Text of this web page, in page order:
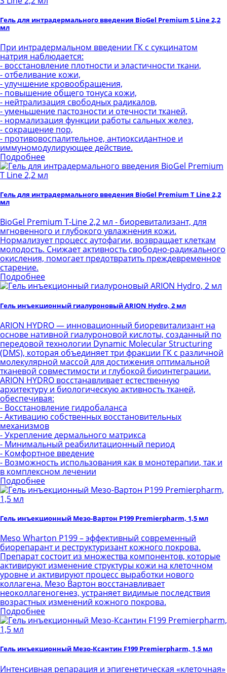
Гель для интрадермального введения BioGel Premium S Line 2,2
мл
При интрадермальном введении ГК с сукцинатом
натрия наблюдается:
- восстановление плотности и эластичности ткани,
- отбеливание кожи,
- улучшение кровообращения,
- повышение общего тонуса кожи,
- нейтрализация свободных радикалов,
- уменьшение пастозности и отечности тканей,
- нормализация функции работы сальных желез,
- сокращение пор,
- противовоспалительное, антиоксидантное и
иммуномодулирующее действие.
Подробнее
Гель для интрадермального введения BioGel Premium T Line 2,2
мл
BioGel Premium T-Line 2,2 мл - биоревитализант, для
мгновенного и глубокого увлажнения кожи.
Нормализует процесс аутофагии, возвращает клеткам
молодость. Снижает активность свободно-радикального
окисления, помогает предотвратить преждевременное
старение.
Подробнее
Гель инъекционный гиалуроновый ARION Hydro, 2 мл
ARION HYDRO — инновационный биоревитализант на
основе нативной гиалуроновой кислоты, созданный по
передовой технологии Dynamic Molecular Structuring
(DMS), которая объединяет три фракции ГК с различной
молекулярной массой для достижения оптимальной
тканевой совместимости и глубокой биоинтеграции.
ARION HYDRO восстанавливает естественную
архитектуру и биологическую активность тканей,
обеспечивая:
- Восстановление гидробаланса
- Активацию собственных восстановительных
механизмов
- Укрепление дермального матрикса
- Минимальный реабилитационный период
- Комфортное введение
- Возможность использования как в монотерапии, так и
в комплексном лечении
Подробнее
Гель инъекционный Мезо-Вартон Р199 Premierpharm, 1,5 мл
Meso Wharton P199 – эффективный современный
биорепарант и реструктуризант кожного покрова.
Препарат состоит из множества компонентов, которые
активируют изменение структуры кожи на клеточном
уровне и активируют процесс выработки нового
коллагена. Мезо Вартон восстанавливает
неоколлагеногенез, устраняет видимые последствия
возрастных изменений кожного покрова.
Подробнее
Гель инъекционный Мезо-Ксантин F199 Premierpharm, 1,5 мл
Интенсивная репарация и эпигенетическая «клеточная»